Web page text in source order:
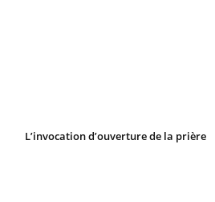
L’invocation d’ouverture de la prière